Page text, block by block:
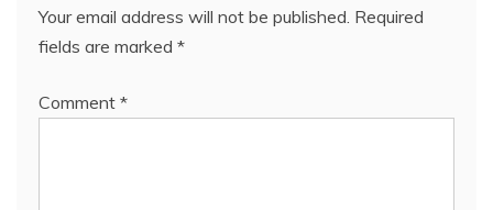
Your email address will not be published. Required
fields are marked *
Comment *